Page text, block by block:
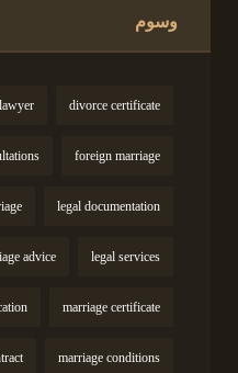
وسوم
divorce certificate
foreign marriage
legal documentation
legal services
advice
marriage certificate
marriage conditions